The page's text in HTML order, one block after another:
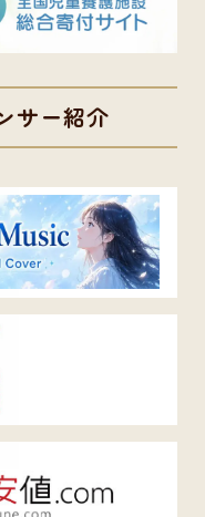
サー紹介